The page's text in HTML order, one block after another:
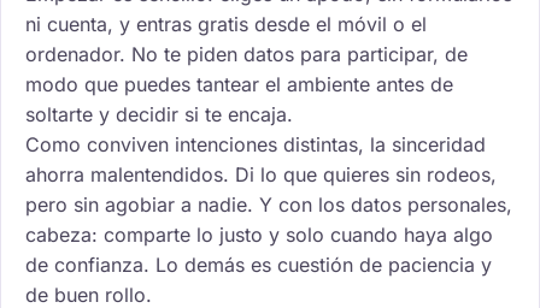
ni cuenta, y entras gratis desde el móvil o el
ordenador. No te piden datos para participar, de
modo que puedes tantear el ambiente antes de
soltarte y decidir si te encaja.
Como conviven intenciones distintas, la sinceridad
ahorra malentendidos. Di lo que quieres sin rodeos,
pero sin agobiar a nadie. Y con los datos personales,
cabeza: comparte lo justo y solo cuando haya algo
de confianza. Lo demás es cuestión de paciencia y
de buen rollo.